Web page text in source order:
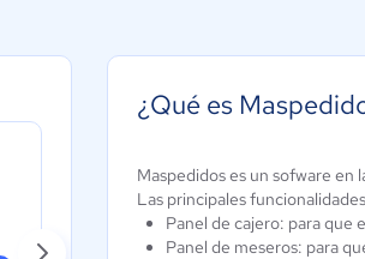
Gal-Da
Restaurantes
5 / 5
¿Qué es
Maspedidos es un sofware
Las principales
Panel de cajero: para que
Panel de meseros: para